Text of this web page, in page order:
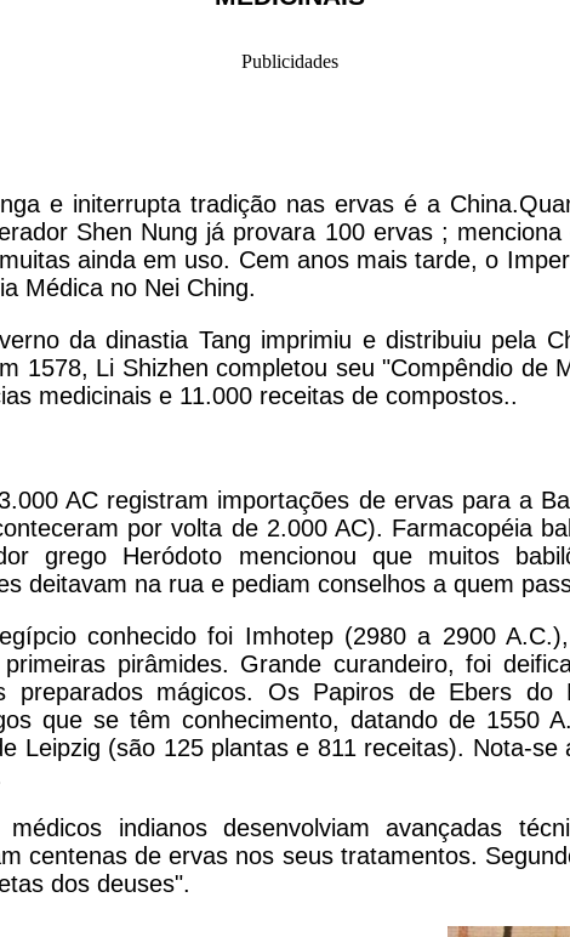
Publicidades
e initerrupta tradição nas ervas é a
Shen Nung já provara 100 ervas ;
ainda em uso. Cem anos mais tarde, o
Médica no Nei Ching.
da dinastia Tang imprimiu e distribuiu pela
1578, Li Shizhen completou seu "Compêndio de
medicinais e 11.000 receitas de compostos..
AC registram importações de ervas para a
por volta de 2.000 AC). Farmacopéia
grego Heródoto mencionou que muitos
deitavam na rua e pediam conselhos a quem
conhecido foi Imhotep (2980 a 2900
pirâmides. Grande curandeiro, foi
preparados mágicos. Os Papiros de Ebers
que se têm conhecimento, datando de 1550
Leipzig (são 125 plantas e 811 receitas). Nota-se
indianos desenvolviam avançadas
centenas de ervas nos seus tratamentos.
dos deuses".